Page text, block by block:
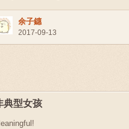
余子鏸
2017-09-13
典型女孩